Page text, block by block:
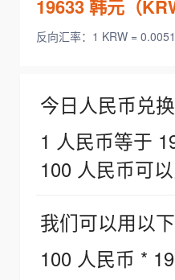
19633韩元（
反向汇率：1 KRW =
今日人民币兑
1 人民币等于
100 人民币可
我们可以用以
100 人民币 *